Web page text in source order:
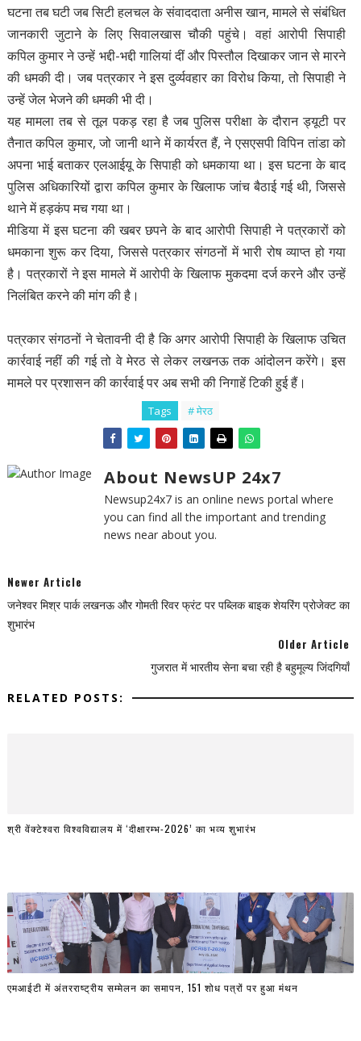
घटना तब घटी जब सिटी हलचल के संवाददाता अनीस खान, मामले से संबंधित
जानकारी जुटाने के लिए सिवालखास चौकी पहुंचे। वहां आरोपी सिपाही
कपिल कुमार ने उन्हें भद्दी-भद्दी गालियां दीं और पिस्तौल दिखाकर जान से मारने
की धमकी दी। जब पत्रकार ने इस दुर्व्यवहार का विरोध किया, तो सिपाही ने
उन्हें जेल भेजने की धमकी भी दी।
यह मामला तब से तूल पकड़ रहा है जब पुलिस परीक्षा के दौरान ड्यूटी पर
तैनात कपिल कुमार, जो जानी थाने में कार्यरत हैं, ने एसएसपी विपिन तांडा को
अपना भाई बताकर एलआईयू के सिपाही को धमकाया था। इस घटना के बाद
पुलिस अधिकारियों द्वारा कपिल कुमार के खिलाफ जांच बैठाई गई थी, जिससे
थाने में हड़कंप मच गया था।
मीडिया में इस घटना की खबर छपने के बाद आरोपी सिपाही ने पत्रकारों को
धमकाना शुरू कर दिया, जिससे पत्रकार संगठनों में भारी रोष व्याप्त हो गया
है। पत्रकारों ने इस मामले में आरोपी के खिलाफ मुकदमा दर्ज करने और उन्हें
निलंबित करने की मांग की है।
पत्रकार संगठनों ने चेतावनी दी है कि अगर आरोपी सिपाही के खिलाफ उचित
कार्रवाई नहीं की गई तो वे मेरठ से लेकर लखनऊ तक आंदोलन करेंगे। इस
मामले पर प्रशासन की कार्रवाई पर अब सभी की निगाहें टिकी हुई हैं।
Tags # मेरठ
About NewsUP 24x7
Newsup24x7 is an online news portal where
you can find all the important and trending
news near about you.
Newer Article
जनेश्वर मिश्र पार्क लखनऊ और गोमती रिवर फ्रंट पर पब्लिक बाइक शेयरिंग प्रोजेक्ट का
शुभारंभ
Older Article
गुजरात में भारतीय सेना बचा रही है बहुमूल्य जिंदगियाँ
RELATED POSTS:
श्री वेंक्टेश्वरा विश्वविद्यालय में ‘दीक्षारम्भ-2026’ का भव्य शुभारंभ
एमआईटी में अंतरराष्ट्रीय सम्मेलन का समापन, 151 शोध पत्रों पर हुआ मंथन